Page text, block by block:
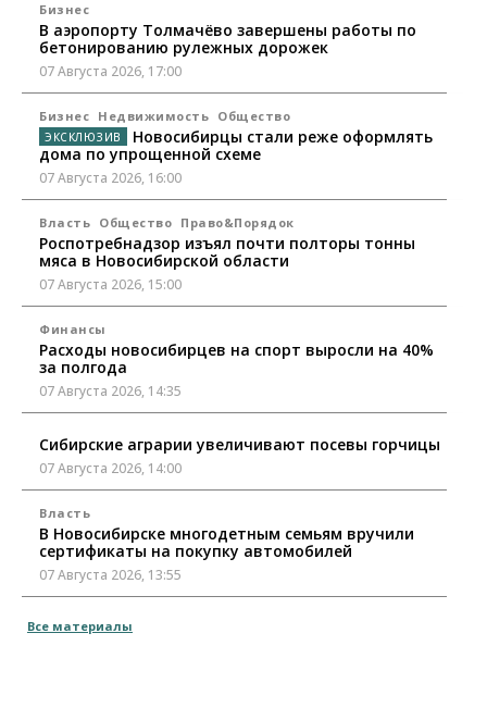
Бизнес
В аэропорту Толмачёво завершены работы по
бетонированию рулежных дорожек
07 Августа 2026, 17:00
Бизнес Недвижимость Общество
Новосибирцы стали реже оформлять
дома по упрощенной схеме
07 Августа 2026, 16:00
Власть Общество Право&Порядок
Роспотребнадзор изъял почти полторы тонны
мяса в Новосибирской области
07 Августа 2026, 15:00
Финансы
Расходы новосибирцев на спорт выросли на 40%
за полгода
07 Августа 2026, 14:35
Сибирские аграрии увеличивают посевы горчицы
07 Августа 2026, 14:00
Власть
В Новосибирске многодетным семьям вручили
сертификаты на покупку автомобилей
07 Августа 2026, 13:55
Треть автовладельцев в Новосибирской области
Все материалы